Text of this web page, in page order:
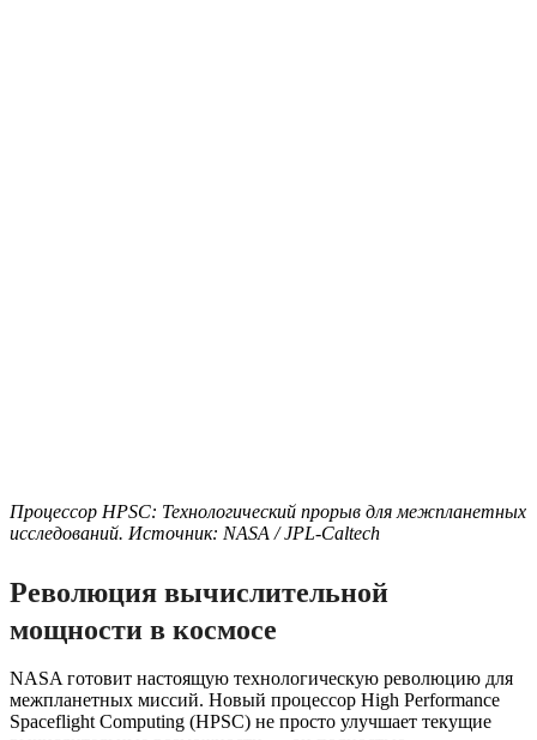
Процессор HPSC: Технологический прорыв для межпланетных
исследований. Источник: NASA / JPL-Caltech
Революция вычислительной
мощности в космосе
NASA готовит настоящую технологическую революцию для
межпланетных миссий. Новый процессор High Performance
Spaceflight Computing (HPSC) не просто улучшает текущие